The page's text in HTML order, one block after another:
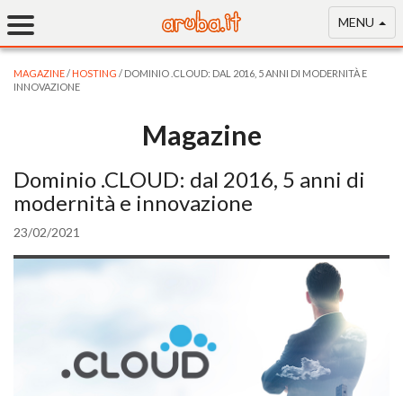
MENU
MAGAZINE/ HOSTING / DOMINIO .CLOUD: DAL 2016, 5 ANNI DI MODERNITÀ E
INNOVAZIONE
Magazine
Dominio .CLOUD: dal 2016, 5 anni di
modernità e innovazione
23/02/2021